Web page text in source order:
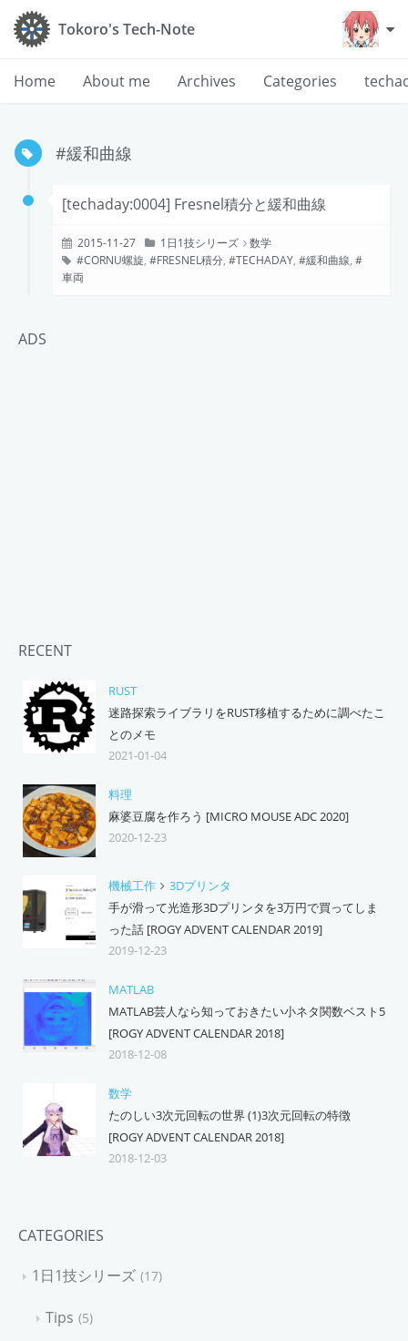
Tokoro's Tech-Note
Home About me Archives Categories
#緩和曲線
[techaday:0004] Fresnel積分と緩和曲線
2015-11-27 1日1技シリーズ
数学
CORNU螺旋, FRESNEL積分, TECHADAY, 緩和曲線,
車両
ADS
RECENT
RUST
迷路探索ライブラリをRUST移植するために調べたこ
とのメモ
2021-01-04
料理
麻婆豆腐を作ろう [MICRO MOUSE ADC 2020]
2020-12-23
機械工作
3Dプリンタ
手が滑って光造形3Dプリンタを3万円で買ってしま
った話 [ROGY ADVENT CALENDAR 2019]
2019-12-23
MATLAB
MATLAB芸人なら知っておきたい小ネタ関数ベスト5
[ROGY ADVENT CALENDAR 2018]
2018-12-08
数学
たのしい3次元回転の世界 (1)3次元回転の特徴
[ROGY ADVENT CALENDAR 2018]
2018-12-03
CATEGORIES
1日1技シリーズ 17
Tips 5